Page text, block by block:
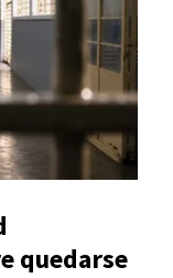
quedarse